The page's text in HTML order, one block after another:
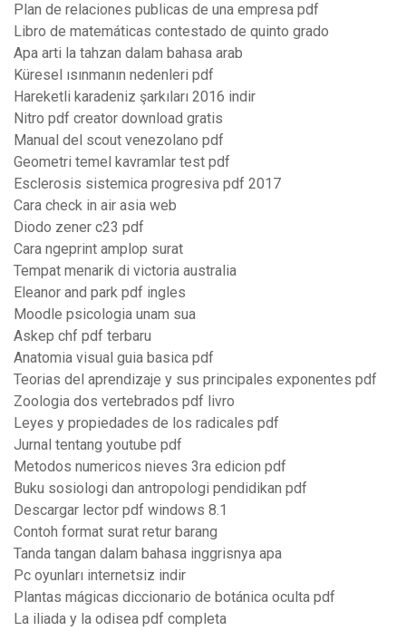
Plan de relaciones publicas de una empresa pdf
Libro de matemáticas contestado de quinto grado
Apa arti la tahzan dalam bahasa arab
Küresel ısınmanın nedenleri pdf
Hareketli karadeniz şarkıları 2016 indir
Nitro pdf creator download gratis
Manual del scout venezolano pdf
Geometri temel kavramlar test pdf
Esclerosis sistemica progresiva pdf 2017
Cara check in air asia web
Diodo zener c23 pdf
Cara ngeprint amplop surat
Tempat menarik di victoria australia
Eleanor and park pdf ingles
Moodle psicologia unam sua
Askep chf pdf terbaru
Anatomia visual guia basica pdf
Teorias del aprendizaje y sus principales exponentes pdf
Zoologia dos vertebrados pdf livro
Leyes y propiedades de los radicales pdf
Jurnal tentang youtube pdf
Metodos numericos nieves 3ra edicion pdf
Buku sosiologi dan antropologi pendidikan pdf
Descargar lector pdf windows 8.1
Contoh format surat retur barang
Tanda tangan dalam bahasa inggrisnya apa
Pc oyunları internetsiz indir
Plantas mágicas diccionario de botánica oculta pdf
La iliada y la odisea pdf completa